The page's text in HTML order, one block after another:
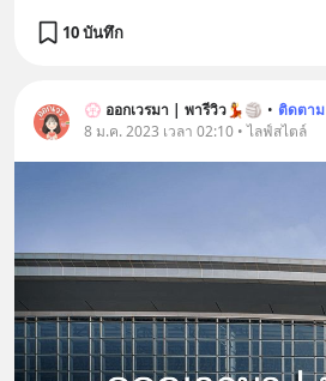
10 บันทึก
💮 ออกเวรมา | พารีวิว💃🏐 • ติดตาม
8 ม.ค. 2023 เวลา 02:10 • ไลฟ์สไตล์